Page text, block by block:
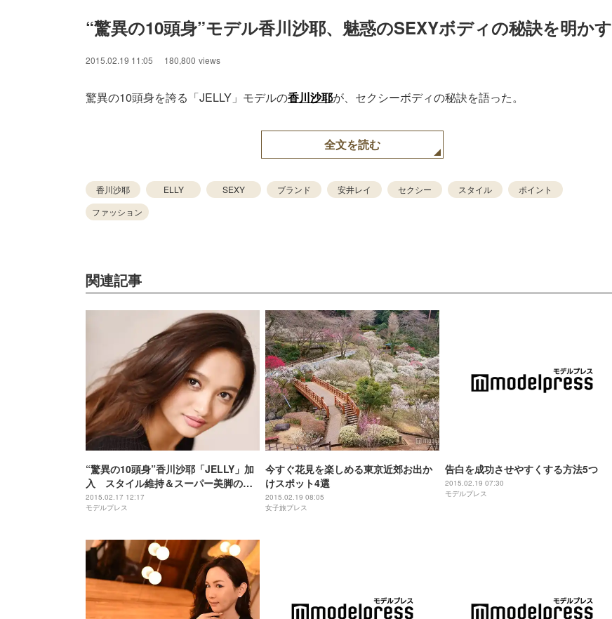
“驚異の10頭身”モデル香川沙耶、魅惑のSEXYボディの秘訣を明かす
2015.02.19 11:05 180,800 views
驚異の10頭身を誇る「JELLY」モデルの香川沙耶が、セクシーボディの秘訣を語った。
全文を読む
香川沙耶 ELLY SEXY ブランド 安井レイ セクシー スタイル
ポイント
ファッション
関連記事
“驚異の10頭身”香川沙耶「JELLY」加
入 スタイル維持＆スーパー美脚の秘
訣「脚には厳しかった」
2015.02.17 12:17
モデルプレス
今すぐ花見を楽しめる東京近郊お出か
けスポット4選
2015.02.19 08:05
女子旅プレス
告白を成功させやすくする方法5つ
2015.02.19 07:30
モデルプレス